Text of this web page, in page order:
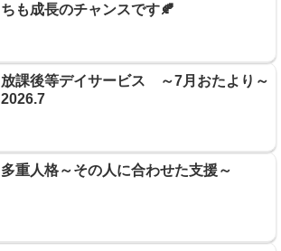
ちも成長のチャンスです🍂
放課後等デイサービス ～7月おたより～
2026.7
多重人格～その人に合わせた支援～